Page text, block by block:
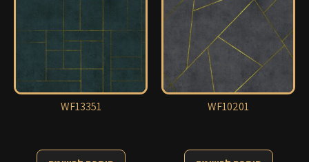
WF13351 WF10201